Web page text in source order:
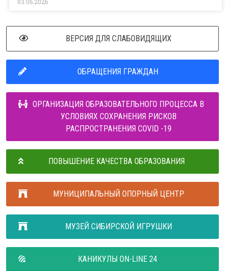
ВЕРСИЯ ДЛЯ СЛАБОВИДЯЩИХ
ОБРАЩЕНИЯ ГРАЖДАН
ОРГАНИЗАЦИЯ ОБРАЗОВАТЕЛЬНОГО ПРОЦЕССА В
УСЛОВИЯХ СОХРАНЕНИЯ РИСКОВ
РАСПРОСТРАНЕНИЯ COVID -19
ПОВЫШЕНИЕ КАЧЕСТВА ОБРАЗОВАНИЯ
МУНИЦИПАЛЬНЫЙ ОПОРНЫЙ ЦЕНТР
МУЗЕЙ СИБИРСКОЙ ИГРУШКИ
КАНИКУЛЫ ON-LINE 24